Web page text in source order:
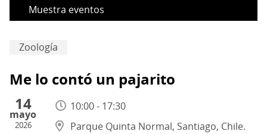
Zoología
Me lo contó un pajarito
14
mayo
2026
10:00 - 17:30
Parque Quinta Normal, Santiago, Chile.